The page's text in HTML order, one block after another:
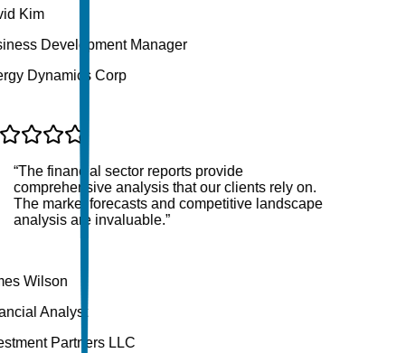
Kim
Development Manager
Dynamics Corp
The financial sector reports provide
comprehensive analysis that our clients rely on.
The market forecasts and competitive landscape
analysis are invaluable.”
Wilson
Analyst
Partners LLC